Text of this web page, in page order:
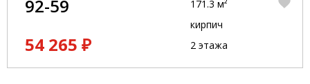
92-59
54 265 ₽
171.3 м²
кирпич
2 этажа